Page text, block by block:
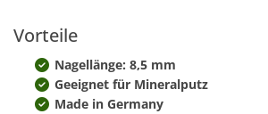
Vorteile
Nagellänge: 8,5 mm
Geeignet für Mineralputz
Made in Germany